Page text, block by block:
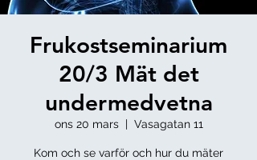
Frukostseminarium
20/3 Mät det
undermedvetna
ons 20 mars
  |
Vasagatan 11
Kom och se varför och hur du mäter